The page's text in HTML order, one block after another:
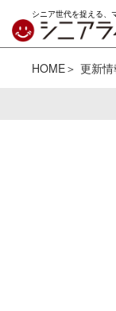
シニア世代を捉える、
HOME 更新情